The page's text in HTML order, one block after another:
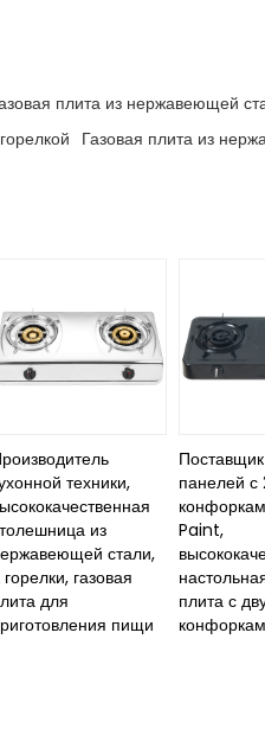
плита из нержавеющей
Газовая плита из
техники,
из
стали,
газовая
для
пищи
панелей с
Paint,
плита с